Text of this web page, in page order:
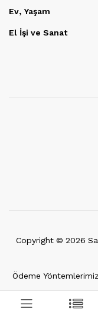
Ev, Yaşam
El İşi ve Sanat
Copyright © 2026
Ödeme Yöntemlerimiz